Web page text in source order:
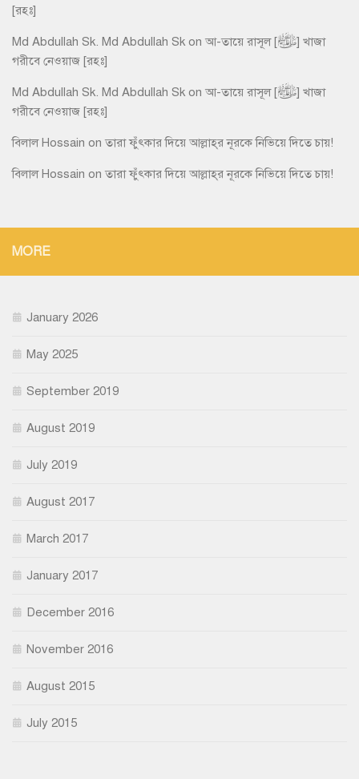
[রহঃ]
Md Abdullah Sk. Md Abdullah Sk on আ-তায়ে রাসূল [ﷺ] খাজা
গরীবে নেওয়াজ [রহঃ]
Md Abdullah Sk. Md Abdullah Sk on আ-তায়ে রাসূল [ﷺ] খাজা
গরীবে নেওয়াজ [রহঃ]
বিলাল Hossain onতারা ফুঁৎকার দিয়ে আল্লাহ্‌র নূরকে নিভিয়ে দিতে চায়!
বিলাল Hossain onতারা ফুঁৎকার দিয়ে আল্লাহ্‌র নূরকে নিভিয়ে দিতে চায়!
MORE
January 2026
May 2025
September 2019
August 2019
July 2019
August 2017
March 2017
January 2017
December 2016
November 2016
August 2015
July 2015